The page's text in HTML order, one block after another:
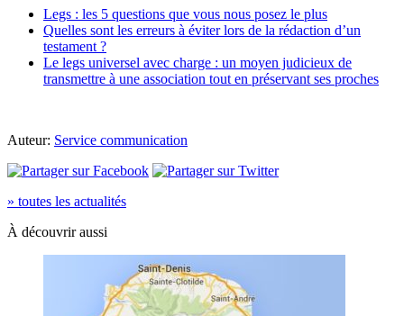
Legs : les 5 questions que vous nous posez le plus
Quelles sont les erreurs à éviter lors de la rédaction d’un
testament ?
Le legs universel avec charge : un moyen judicieux de
transmettre à une association tout en préservant ses proches
Auteur: Service communication
» toutes les actualités
À découvrir aussi